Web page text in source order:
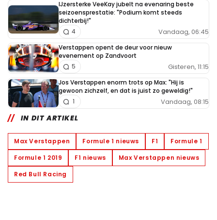
IJzersterke VeeKay jubelt na evenaring beste
seizoensprestatie: "Podium komt steeds
dichterbij!"
Vandaag, 06:45
4
Verstappen opent de deur voor nieuw
evenement op Zandvoort
Gisteren, 11:15
5
Jos Verstappen enorm trots op Max: "Hij is
gewoon zichzelf, en dat is juist zo geweldig!"
Vandaag, 08:15
1
IN DIT ARTIKEL
Max Verstappen Formule 1 nieuws F1
Formule 1
Formule 1 2019
F1 nieuws
Max Verstappen nieuws
Red Bull Racing